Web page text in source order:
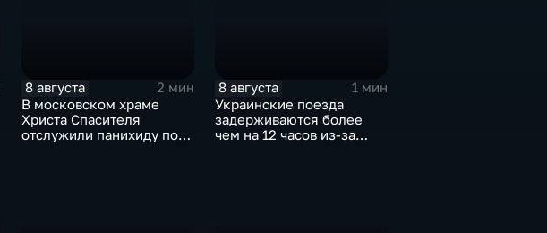
8 августа
2 мин
В московском храме
Христа Спасителя
отслужили панихиду по
8 августа
1 мин
Украинские поезда
задерживаются более
чем на 12 часов из-за